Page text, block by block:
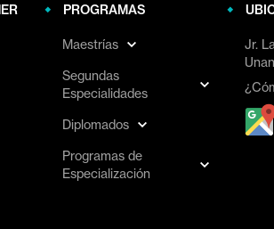
PROGRAMAS
Maestrías
Segundas
Especialidades
Diplomados
Programas de
Especialización
Jr.